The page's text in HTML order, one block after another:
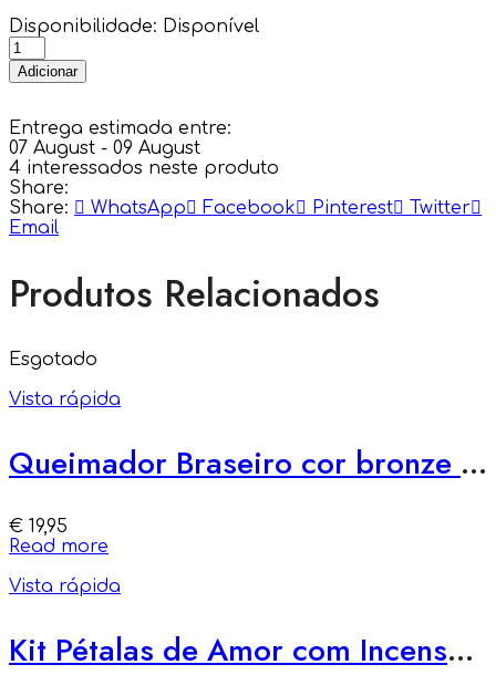
Disponibilidade: Disponível
Adicionar
Entrega estimada entre:
07 August - 09 August
4 interessados neste produto
Share:
Share:
WhatsApp Facebook Pinterest
Twitter
Email
Produtos Relacionados
Esgotado
Vista rápida
Queimador Braseiro cor bronze 10cm
€ 19,95
Read more
Vista rápida
Kit Pétalas de Amor com Incensos Naturais